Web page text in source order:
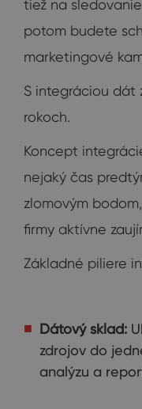
tiež na
potom budete
marketingové
S integráciou dát
rokoch.
Koncept
nejaký čas
zlomovým
firmy aktívne
Základné piliere
Dátový sklad:
zdrojov do
analýzu a